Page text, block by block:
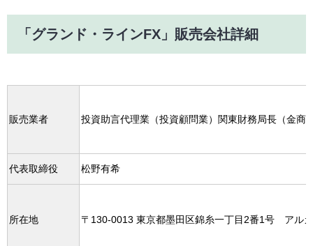
「グランド・ラインFX」販売会社詳細
販売業者 投資助言代理業（投資顧問業）関東財務局長（金商
代表取締役 松野有希
所在地 〒130-0013 東京都墨田区錦糸一丁目2番1号 アル